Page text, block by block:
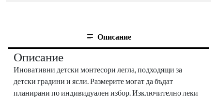
Описание
Описание
Иновативни детски монтесори легла, подходящи за
детски градини и ясли. Размерите могат да бъдат
планирани по индивидуален избор. Изключително леки